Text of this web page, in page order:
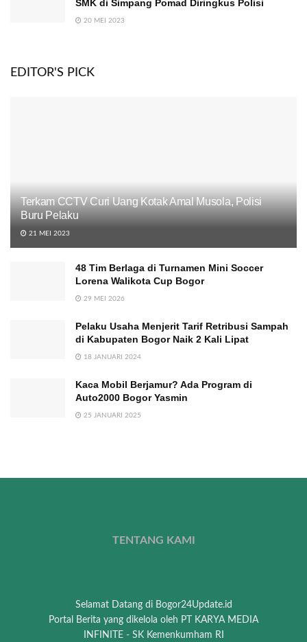
SMK di Simpang Pomad Diringkus Polisi
20 MEI 2023
EDITOR'S PICK
Terkam CCTV Curi Uang Kotak Amal Musola, Polisi
Buru Pelaku
21 MEI 2023
48 Tim Berlaga di Turnamen Mini Soccer
Lorena Walikota Cup Bogor
29 MEI 2026
Pelaku Usaha Menjerit Tarif Retribusi Sampah
di Kabupaten Bogor Naik 2 Kali Lipat
18 JANUARI 2024
Kaca Mobil Berjamur? Ada Program di
Auto2000 Bogor Yasmin
25 JANUARI 2025
TENTANG KAMI
Selamat Datang di Bogor24Update.id
Portal Berita yang dikelola oleh PT KARYA MEDIA
INFINITE - SK Kemenkumham RI